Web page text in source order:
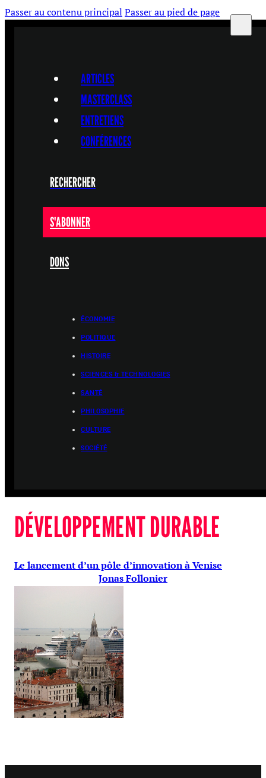
Passer au contenu principal Passer au pied de page
ARTICLES
MASTERCLASS
ENTRETIENS
CONFÉRENCES
RECHERCHER
S'ABONNER
DONS
ÉCONOMIE
POLITIQUE
HISTOIRE
SCIENCES & TECHNOLOGIES
SANTÉ
PHILOSOPHIE
CULTURE
SOCIÉTÉ
DÉVELOPPEMENT DURABLE
Le lancement d’un pôle d’innovation à Venise
Jonas Follonier